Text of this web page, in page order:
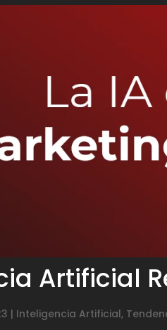
Artificial
| Inteligencia Artificial,